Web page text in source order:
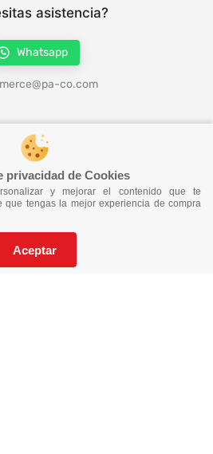
privacidad de Cookies
y mejorar el contenido que te
que tengas la mejor experiencia de compra
Aceptar
asistencia?
Whatsapp
co.com
nuestras ofertas!